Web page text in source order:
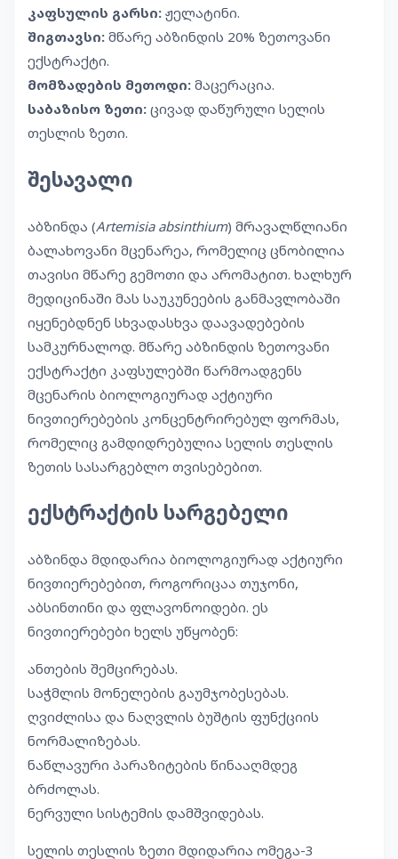
კაფსულის გარსი: ჟელატინი.
შიგთავსი: მწარე აბზინდის 20% ზეთოვანი
ექსტრაქტი.
მომზადების მეთოდი: მაცერაცია.
საბაზისო ზეთი: ცივად დაწურული სელის
თესლის ზეთი.
შესავალი
აბზინდა (Artemisia absinthium) მრავალწლიანი
ბალახოვანი მცენარეა, რომელიც ცნობილია
თავისი მწარე გემოთი და არომატით. ხალხურ
მედიცინაში მას საუკუნეების განმავლობაში
იყენებდნენ სხვადასხვა დაავადებების
სამკურნალოდ. მწარე აბზინდის ზეთოვანი
ექსტრაქტი კაფსულებში წარმოადგენს
მცენარის ბიოლოგიურად აქტიური
ნივთიერებების კონცენტრირებულ ფორმას,
რომელიც გამდიდრებულია სელის თესლის
ზეთის სასარგებლო თვისებებით.
ექსტრაქტის სარგებელი
აბზინდა მდიდარია ბიოლოგიურად აქტიური
ნივთიერებებით, როგორიცაა თუჯონი,
აბსინთინი და ფლავონოიდები. ეს
ნივთიერებები ხელს უწყობენ:
ანთების შემცირებას.
საჭმლის მონელების გაუმჯობესებას.
ღვიძლისა და ნაღვლის ბუშტის ფუნქციის
ნორმალიზებას.
ნაწლავური პარაზიტების წინააღმდეგ
ბრძოლას.
ნერვული სისტემის დამშვიდებას.
სელის თესლის ზეთი მდიდარია ომეგა-3